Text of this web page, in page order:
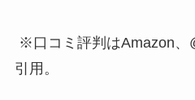
※口コミ評判はAmazon、
引用。